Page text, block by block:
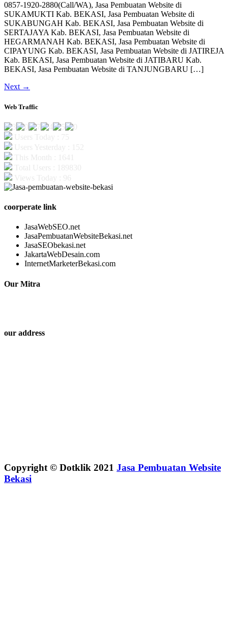
0857-1920-2880(Call/WA), Jasa Pembuatan Website di
SUKAMUKTI Kab. BEKASI, Jasa Pembuatan Website di
SUKABUNGAH Kab. BEKASI, Jasa Pembuatan Website di
SERTAJAYA Kab. BEKASI, Jasa Pembuatan Website di
HEGARMANAH Kab. BEKASI, Jasa Pembuatan Website di
CIPAYUNG Kab. BEKASI, Jasa Pembuatan Website di JATIREJA
Kab. BEKASI, Jasa Pembuatan Website di JATIBARU Kab.
BEKASI, Jasa Pembuatan Website di TANJUNGBARU […]
Next →
Web Traffic
coorperate link
JasaWebSEO.net
JasaPembuatanWebsiteBekasi.net
JasaSEObekasi.net
JakartaWebDesain.com
InternetMarketerBekasi.com
Our Mitra
our address
Copyright © Dotklik 2021 Jasa Pembuatan Website
Bekasi